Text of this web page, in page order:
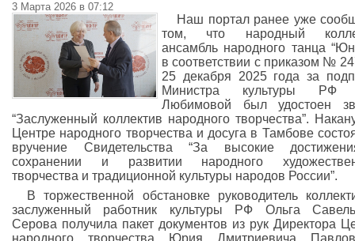
3 Марта 2026 в 07:12
Наш портал ранее уже
том, что народный
ансамбль народного танца
в соответствии с приказом №
25 декабря 2025 года за
Министра культуры РФ
Любимовой был удостоен
“Заслуженный коллектив народного творчества”.
Центре народного творчества и досуга в Тамбове
вручение Свидетельства “За высокие
сохранении и развитии народного
творчества и традиционной культуры народов России”.
В торжественной обстановке руководитель
заслуженный работник культуры РФ Ольга
Серова получила пакет документов из рук Директора
народного творчества Юрия Дмитриевича